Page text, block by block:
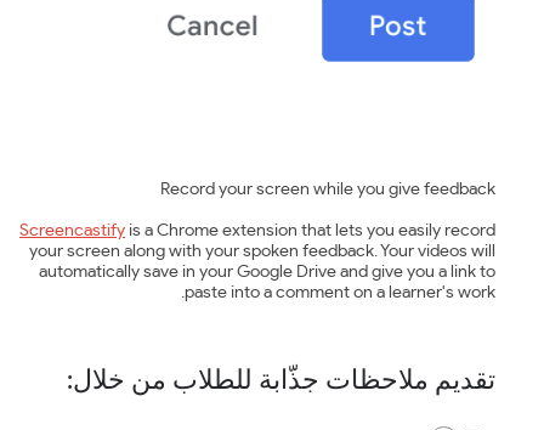
Record your screen while you give feedback
Screencastifyis a Chrome extension that lets you easily record
your screen along with your spoken feedback. Your videos will
automatically save in your Google Drive and give you a link to
paste into a comment on a learner's work.
تقديم ملاحظات جذّابة للطلاب من خلال: